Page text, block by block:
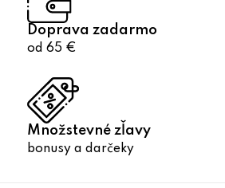
Doprava zadarmo
od 65 €
Množstevné zľavy
bonusy a darčeky